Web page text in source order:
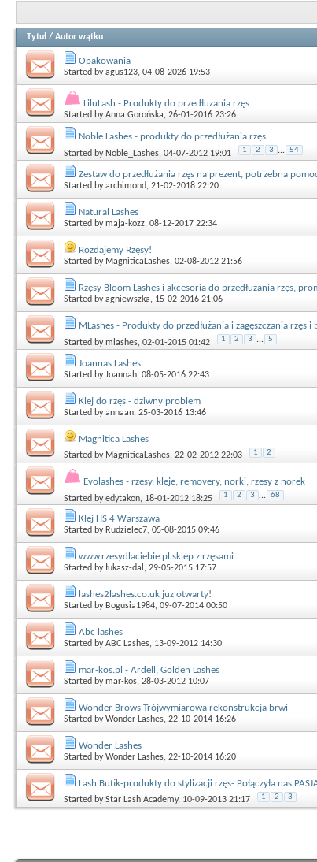
Tytuł / Autor wątku
Opakowania
Started byagus123, 04-08-2026 19:53
LiluLash - Produkty do przedłuzania rzęs
Started byAnna Gorońska, 26-01-2016 23:26
Noble Lashes - produkty do przedłużania rzęs
Started by Noble_Lashes, 04-07-2012 19:01 1 2 3 ... 54
Zestaw do przedłużania rzęs na prezent, potrzebna
Started byarchimond, 21-02-2018 22:20
Natural Lashes
Started bymaja-kozz, 08-12-2017 22:34
Rozdajemy Rzęsy!
Started by MagniticaLashes, 02-08-2012 21:56
Rzęsy Bloom Lashes i akcesoria do przedłużania rzęs,
Started byagniewszka, 15-02-2016 21:06
MLashes - Produkty do przedłużania i zagęszczania rzęs i
Started bymlashes, 02-01-2015 01:42 1 2 3 ... 5
Joannas Lashes
Started byJoannah, 08-05-2016 22:43
Klej do rzęs - dziwny problem
Started byannaan, 25-03-2016 13:46
Magnitica Lashes
Started by MagniticaLashes, 22-02-2012 22:03 1 2
Evolashes - rzesy, kleje, removery, norki, rzesy z norek
Started byedytakon, 18-01-2012 18:25 1 2 3 ... 68
Klej HS 4 Warszawa
Started by Rudzielec7, 05-08-2015 09:46
www.rzesydlaciebie.pl sklep z rzęsami
Started byłukasz-dal , 29-05-2015 17:57
lashes2lashes.co.uk juz otwarty!
Started by Bogusia1984, 09-07-2014 00:50
Abc lashes
Started byABC Lashes, 13-09-2012 14:30
mar-kos.pl - Ardell, Golden Lashes
Started bymar-kos, 28-03-2012 10:07
Wonder Brows Trójwymiarowa rekonstrukcja brwi
Started byWonder Lashes, 22-10-2014 16:26
Wonder Lashes
Started byWonder Lashes, 22-10-2014 16:20
Lash Butik-produkty do stylizacji rzęs- Połączyła nas
Started byStar Lash Academy, 10-09-2013 21:17 1 2 3